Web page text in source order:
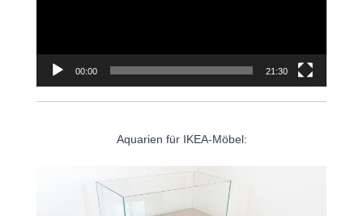
00:00 21:30
Aquarien für IKEA-Möbel: